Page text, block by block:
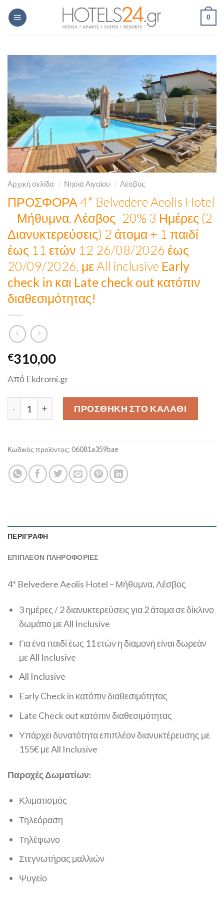
Skip
0
Αρχική σελίδα / Νησιά Αιγαίου / Λέσβος
ΠΡΟΣΦΟΡΑ 4* Belvedere Aeolis Hotel
– Μήθυμνα, Λέσβος -20% 3 Ημέρες (2
Διανυκτερεύσεις) 2 άτομα + 1 παιδί
έως 11 ετών 12 26/08/2026 έως
20/09/2026, με All inclusive Early
check in και Late check out κατόπιν
διαθεσιμότητας!
€310,00
Από Ekdromi.gr
ΠΡΟΣΘΉΚΗ ΣΤΟ ΚΑΛΆΘΙ
Κωδικός προϊόντος: 06081a359bae
ΠΕΡΙΓΡΑΦΉ
ΕΠΙΠΛΈΟΝ ΠΛΗΡΟΦΟΡΊΕΣ
4* Belvedere Aeolis Hotel – Μήθυμνα, Λέσβος
3 ημέρες / 2 διανυκτερεύσεις για 2 άτομα σε δίκλινο
δωμάτιο με All Inclusive
Για ένα παιδί έως 11 ετών η διαμονή είναι δωρεάν
με All Inclusive
All Inclusive
Early Check in κατόπιν διαθεσιμότητας
Late Check out κατόπιν διαθεσιμότητας
Υπάρχει δυνατότητα επιπλέον διανυκτέρευσης με
155€ με All Inclusive
Παροχές Δωματίων:
Κλιματισμός
Τηλεόραση
Τηλέφωνο
Στεγνωτήρας μαλλιών
Ψυγείο